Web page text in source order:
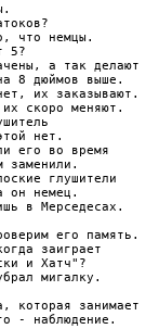
что немцы.
5?
а так делают
8 дюймов выше.
их заказывают.
скоро меняют.
нет.
его во время
заменили.
глушители
он немец.
в Мерседесах.
его память.
заиграет
и Хатч"?
мигалку.
которая занимает
- наблюдение.